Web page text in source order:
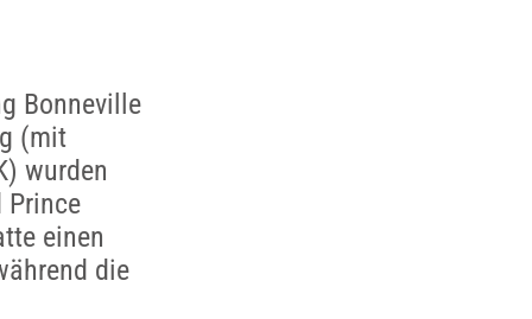
Bonneville
(mit
wurden
Prince
einen
die